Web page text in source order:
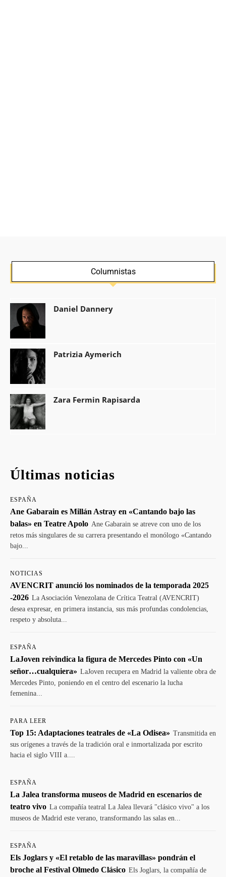
Columnistas
Daniel Dannery
Patrizia Aymerich
Zara Fermin Rapisarda
Últimas noticias
ESPAÑA
Ane Gabarain es Millán Astray en «Cantando bajo las
balas» en Teatre Apolo Ane Gabarain se atreve con uno de los
retos más singulares de su carrera presentando el monólogo «Cantando
bajo...
NOTICIAS
AVENCRIT anunció los nominados de la temporada 2025
-2026 La Asociación Venezolana de Crítica Teatral (AVENCRIT)
desea expresar, en primera instancia, sus más profundas condolencias,
respeto y absoluta...
ESPAÑA
LaJoven reivindica la figura de Mercedes Pinto con «Un
señor…cualquiera» LaJoven recupera en Madrid la valiente obra de
Mercedes Pinto, poniendo en el centro del escenario la lucha
femenina...
PARA LEER
Top 15: Adaptaciones teatrales de «La Odisea» Transmitida en
sus orígenes a través de la tradición oral e inmortalizada por escrito
hacia el siglo VIII a....
ESPAÑA
La Jalea transforma museos de Madrid en escenarios de
teatro vivo La compañía teatral La Jalea llevará "clásico vivo" a los
museos de Madrid este verano, transformando las salas en...
ESPAÑA
Els Joglars y «El retablo de las maravillas» pondrán el
broche al Festival Olmedo Clásico Els Joglars, la compañía de